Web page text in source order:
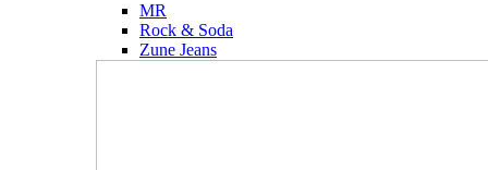
MR
Rock & Soda
Zune Jeans